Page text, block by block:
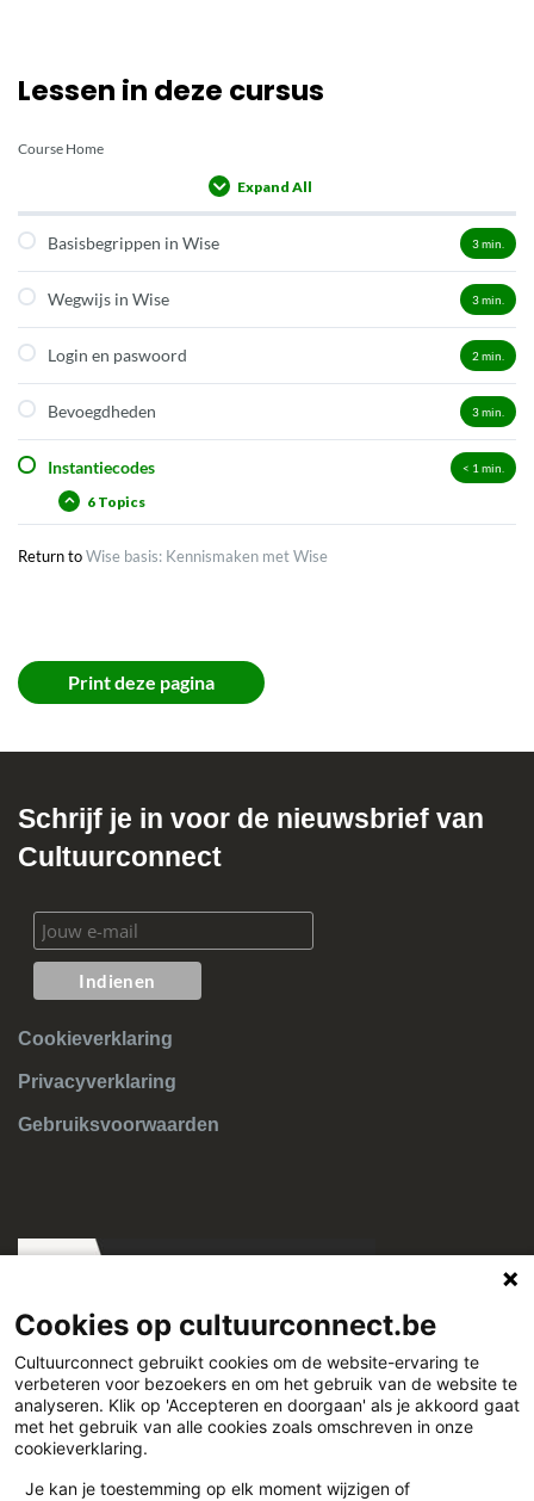
Lessen in deze cursus
Course Home
Expand All
Basisbegrippen in Wise 3min.
Wegwijs in Wise 3min.
Login en paswoord 2 min.
Bevoegdheden 3min.
Instantiecodes < 1 min.
6 Topics
Return toWise basis: Kennismaken met Wise
Print deze pagina
Schrijf je in voor de nieuwsbrief van
Cultuurconnect
Cookieverklaring
Privacyverklaring
Gebruiksvoorwaarden
Cultuurconnect
Cookies op cultuurconnect.be
Cultuurconnect gebruikt cookies om de website-ervaring te
verbeteren voor bezoekers en om het gebruik van de website te
analyseren. Klik op 'Accepteren en doorgaan' als je akkoord gaat
met het gebruik van alle cookies zoals omschreven in onze
cookieverklaring.
Je kan je toestemming op elk moment wijzigen of